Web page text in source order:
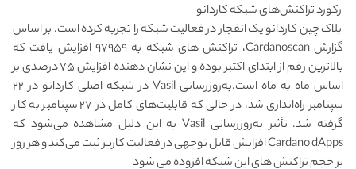
رکورد تراکنش‌های شبکه کاردانو
بلاک چین کاردانو یک انفجار در فعالیت شبکه را تجربه کرده است. بر اساس
گزارش Cardanoscan، تراکنش های شبکه به ۹۷۹۵۹ افزایش یافت که
بالاترین رقم از ابتدای اکتبر بوده و این نشان دهنده افزایش ۷۵ درصدی بر
اساس ماه به ماه است.به‌روزرسانی Vasil در شبکه اصلی کاردانو در ۲۲
سپتامبر راه‌اندازی شد، در حالی که قابلیت‌های کامل در ۲۷ سپتامبر به کار
گرفته شد. تأثیر به‌روزرسانی Vasil به این دلیل مشاهده می‌شود که
Cardano dApps افزایش قابل توجهی در فعالیت کاربر ثبت می‌کند و هر روز
بر حجم تراکنش های این شبکه افزوده می شود